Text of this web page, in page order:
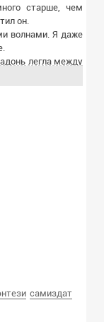
старше, чем
он.
волнами. Я даже
легла между
груди.
магии,
и заставлял мою
самиздат